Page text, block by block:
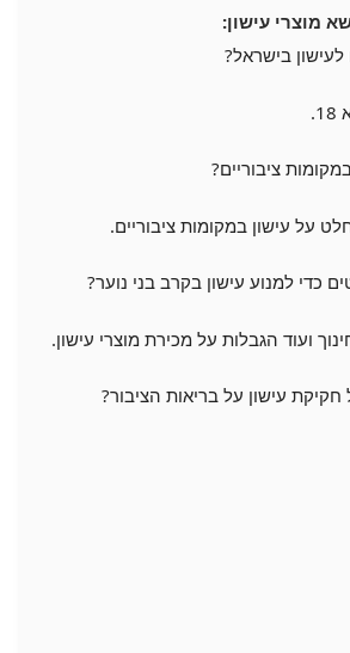
מוצרי עישון:
על עישון במקומות ציבוריים.
ועוד הגבלות על מכירת מוצרי עישון.